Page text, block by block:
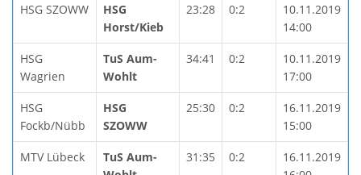
HSG SZOWW
HSG
Horst/Kieb
23:28 0:2
10.11.2019
14:00
HSG
Wagrien
TuS Aum-
Wohlt
34:41 0:2
10.11.2019
17:00
HSG
Fockb/Nübb
HSG
SZOWW
25:30 0:2
16.11.2019
15:00
MTV Lübeck
TuS Aum-
31:35 0:2
16.11.2019